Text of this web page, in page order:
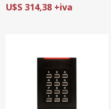
U$S 314,38 +iva